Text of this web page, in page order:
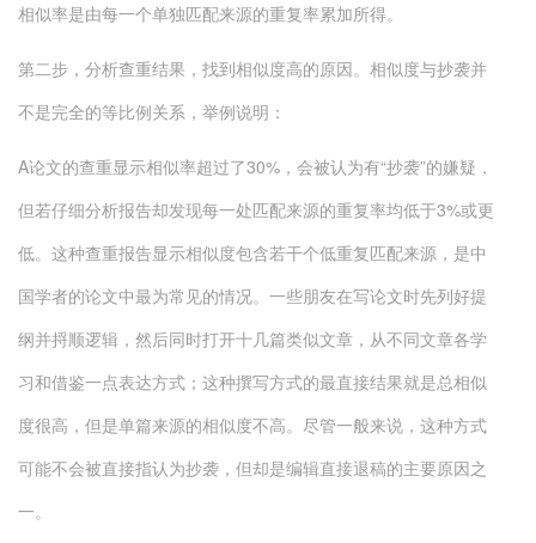
相似率是由每一个单独匹配来源的重复率累加所得。
第二步，分析查重结果，找到相似度高的原因。相似度与抄袭并
不是完全的等比例关系，举例说明：
A论文的查重显示相似率超过了30%，会被认为有“抄袭”的嫌疑，
但若仔细分析报告却发现每一处匹配来源的重复率均低于3%或更
低。这种查重报告显示相似度包含若干个低重复匹配来源，是中
国学者的论文中最为常见的情况。一些朋友在写论文时先列好提
纲并捋顺逻辑，然后同时打开十几篇类似文章，从不同文章各学
习和借鉴一点表达方式；这种撰写方式的最直接结果就是总相似
度很高，但是单篇来源的相似度不高。尽管一般来说，这种方式
可能不会被直接指认为抄袭，但却是编辑直接退稿的主要原因之
一。